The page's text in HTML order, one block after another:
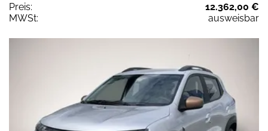
Preis:
12.362,00 €
MWSt:
ausweisbar